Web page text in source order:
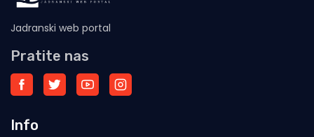
Jadranski web portal
Pratite nas
Info